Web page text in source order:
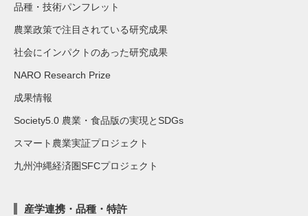
品種・技術パンフレット
農業政策で注目されている研究成果
社会にインパクトのあった研究成果
NARO Research Prize
成果情報
Society5.0 農業・食品版の実現とSDGs
スマート農業実証プロジェクト
九州沖縄経済圏SFCプロジェクト
産学連携・品種・特許